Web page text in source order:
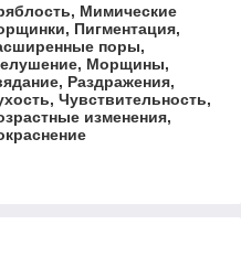
Мимические
Пигментация,
поры,
Морщины,
Раздражения,
Чувствительность,
изменения,